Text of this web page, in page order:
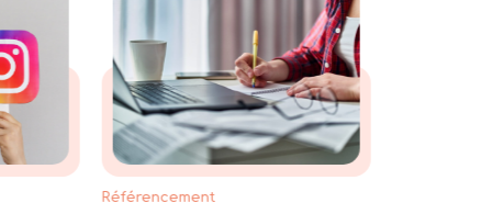
Référencement